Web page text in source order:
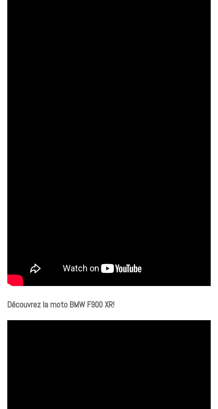
Découvrez la moto BMW F900 XR!